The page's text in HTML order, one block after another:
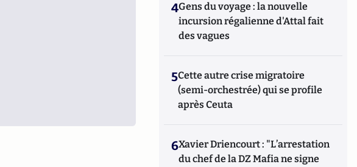
4Gens du voyage : la nouvelle
incursion régalienne d'Attal fait
des vagues
5Cette autre crise migratoire
(semi-orchestrée) qui se profile
après Ceuta
6Xavier Driencourt : "L’arrestation
du chef de la DZ Mafia ne signe